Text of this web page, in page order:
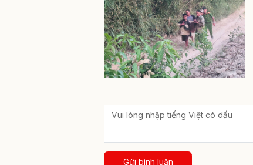
Gửi bình luận